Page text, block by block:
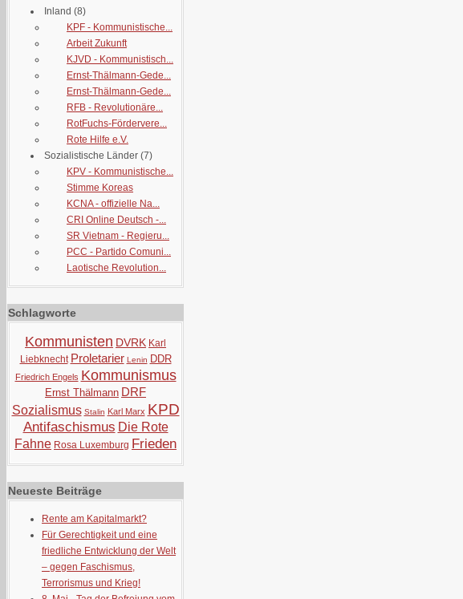
Inland (8)
KPF - Kommunistische...
Arbeit Zukunft
KJVD - Kommunistisch...
Ernst-Thälmann-Gede...
Ernst-Thälmann-Gede...
RFB - Revolutionäre...
RotFuchs-Fördervere...
Rote Hilfe e.V.
Sozialistische Länder (7)
KPV - Kommunistische...
Stimme Koreas
KCNA - offizielle Na...
CRI Online Deutsch -...
SR Vietnam - Regieru...
PCC - Partido Comuni...
Laotische Revolution...
Schlagworte
Kommunisten DVRK Karl
Liebknecht Proletarier Lenin DDR
Friedrich Engels Kommunismus
Ernst Thälmann DRF
Sozialismus Stalin Karl Marx KPD
Antifaschismus Die Rote
Fahne Rosa Luxemburg Frieden
Neueste Beiträge
Rente am Kapitalmarkt?
Für Gerechtigkeit und eine
friedliche Entwicklung der Welt
– gegen Faschismus,
Terrorismus und Krieg!